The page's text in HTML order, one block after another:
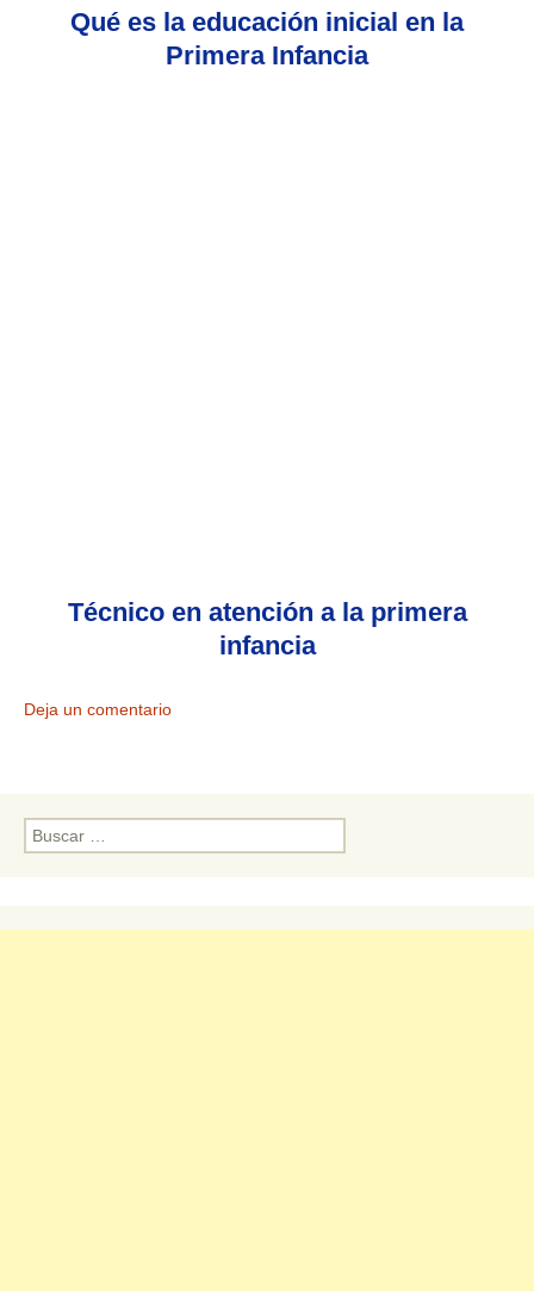
Qué es la educación inicial en la
Primera Infancia
Técnico en atención a la primera
infancia
Deja un comentario
Buscar: